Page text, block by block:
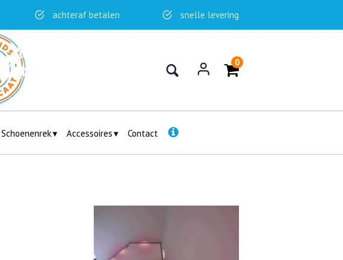
achteraf betalen snelle levering
0
Schoenenrek Accessoires Contact